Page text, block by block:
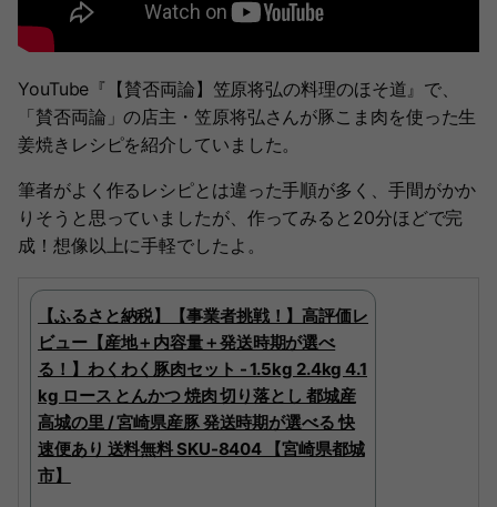
YouTube『【賛否両論】笠原将弘の料理のほそ道』で、
「賛否両論」の店主・笠原将弘さんが豚こま肉を使った生
姜焼きレシピを紹介していました。
筆者がよく作るレシピとは違った手順が多く、手間がかか
りそうと思っていましたが、作ってみると20分ほどで完
成！想像以上に手軽でしたよ。
【ふるさと納税】【事業者挑戦！】高評価レ
ビュー【産地＋内容量＋発送時期が選べ
る！】わくわく豚肉セット - 1.5kg 2.4kg 4.1
kg ロース とんかつ 焼肉 切り落とし 都城産
高城の里 / 宮崎県産豚 発送時期が選べる 快
速便あり 送料無料 SKU-8404 【宮崎県都城
市】